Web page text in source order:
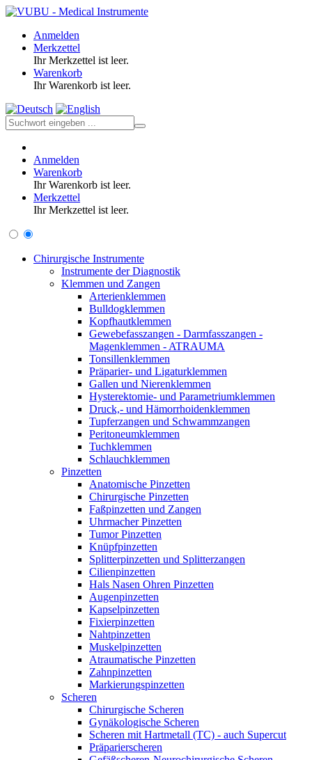
Anmelden
Merkzettel
Ihr Merkzettel ist leer.
Warenkorb
Ihr Warenkorb ist leer.
Anmelden
Warenkorb
Ihr Warenkorb ist leer.
Merkzettel
Ihr Merkzettel ist leer.
Chirurgische Instrumente
Instrumente der Diagnostik
Klemmen und Zangen
Arterienklemmen
Bulldogklemmen
Kopfhautklemmen
Gewebefasszangen - Darmfasszangen -
Magenklemmen - ATRAUMA
Tonsillenklemmen
Präparier- und Ligaturklemmen
Gallen und Nierenklemmen
Hysterektomie- und Parametriumklemmen
Druck,- und Hämorrhoidenklemmen
Tupferzangen und Schwammzangen
Peritoneumklemmen
Tuchklemmen
Schlauchklemmen
Pinzetten
Anatomische Pinzetten
Chirurgische Pinzetten
Faßpinzetten und Zangen
Uhrmacher Pinzetten
Tumor Pinzetten
Knüpfpinzetten
Splitterpinzetten und Splitterzangen
Cilienpinzetten
Hals Nasen Ohren Pinzetten
Augenpinzetten
Kapselpinzetten
Fixierpinzetten
Nahtpinzetten
Muskelpinzetten
Atraumatische Pinzetten
Zahnpinzetten
Markierungspinzetten
Scheren
Chirurgische Scheren
Gynäkologische Scheren
Scheren mit Hartmetall (TC) - auch Supercut
Präparierscheren